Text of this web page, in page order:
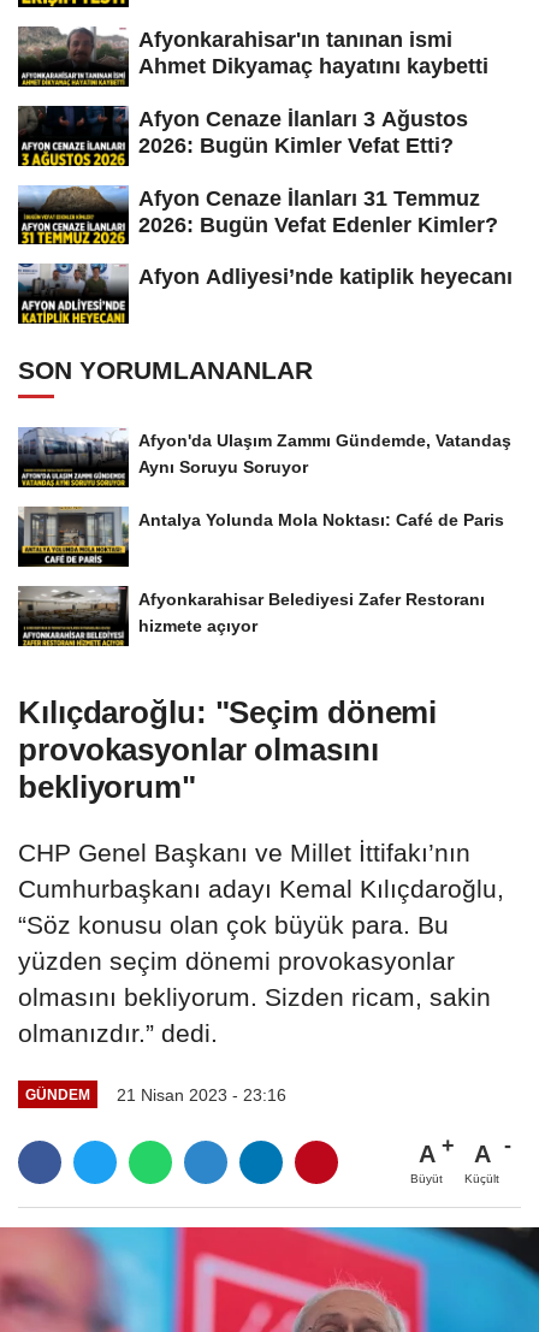
Afyonkarahisar'ın tanınan ismi
Ahmet Dikyamaç hayatını kaybetti
Afyon Cenaze İlanları 3 Ağustos
2026: Bugün Kimler Vefat Etti?
Afyon Cenaze İlanları 31 Temmuz
2026: Bugün Vefat Edenler Kimler?
Afyon Adliyesi’nde katiplik heyecanı
SON YORUMLANANLAR
Afyon'da Ulaşım Zammı Gündemde, Vatandaş
Aynı Soruyu Soruyor
Antalya Yolunda Mola Noktası: Café de Paris
Afyonkarahisar Belediyesi Zafer Restoranı
hizmete açıyor
Kılıçdaroğlu: "Seçim dönemi
provokasyonlar olmasını
bekliyorum"
CHP Genel Başkanı ve Millet İttifakı’nın
Cumhurbaşkanı adayı Kemal Kılıçdaroğlu,
“Söz konusu olan çok büyük para. Bu
yüzden seçim dönemi provokasyonlar
olmasını bekliyorum. Sizden ricam, sakin
olmanızdır.” dedi.
GÜNDEM 21 Nisan 2023 - 23:16
A
Büyüt
A
Küçült